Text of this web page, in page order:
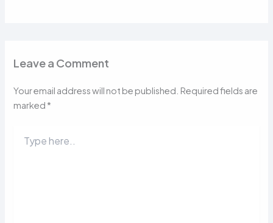
Leave a Comment
Your email address will not be published. Required fields are
marked *
here..